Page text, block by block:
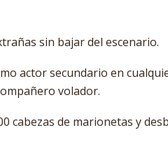
sin bajar del escenario.
actor secundario en
volador.
cabezas de marionetas y